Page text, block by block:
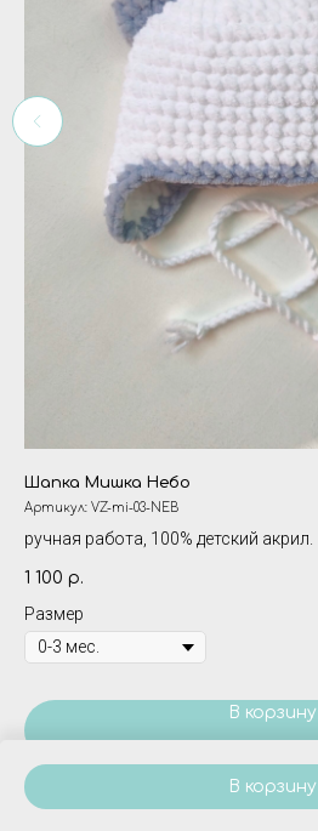
В корзину
Шапка Мишка Небо
Артикул: VZ-mi-03-NEB
ручная работа, 100% детский акрил.
1 100 р.
Размер
В корзину